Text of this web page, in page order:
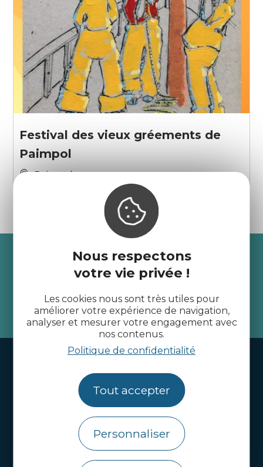
Nous respectons
votre vie privée !
Les cookies nous sont très utiles pour
améliorer votre expérience de navigation,
analyser et mesurer votre engagement avec
nos contenus.
Politique de confidentialité
Tout accepter
Personnaliser
Festival des vieux gréements de
Paimpol
Paimpol
Recevez l’actualité des
Côtes d’Armor
je m'abonne
Handi-tourisme
Infos pratiques
Côtes d’Armor Destination